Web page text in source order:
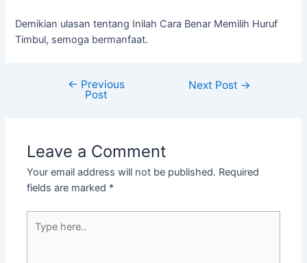
Demikian ulasan tentang Inilah Cara Benar Memilih Huruf
Timbul, semoga bermanfaat.
← Previous
Post
Next Post →
Leave a Comment
Your email address will not be published. Required
fields are marked *
here..